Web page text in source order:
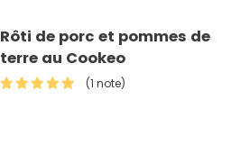
Rôti de porc et pommes de
terre au Cookeo
(1 note)